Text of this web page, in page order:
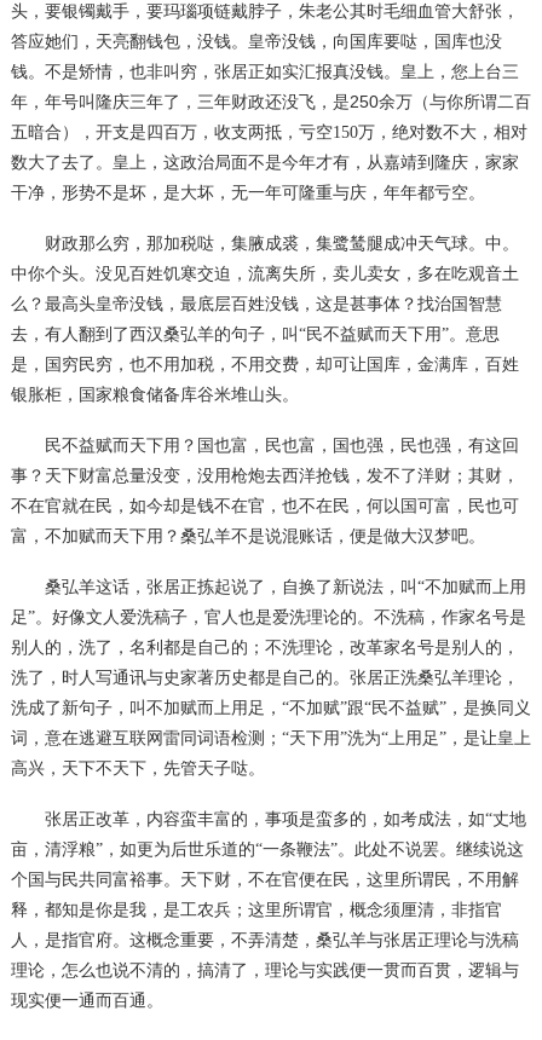
头，要银镯戴手，要玛瑙项链戴脖子，朱老公其时毛细血管大舒张，
答应她们，天亮翻钱包，没钱。皇帝没钱，向国库要哒，国库也没
钱。不是矫情，也非叫穷，张居正如实汇报真没钱。皇上，您上台三
年，年号叫隆庆三年了，三年财政还没飞，是250余万（与你所谓二百
五暗合），开支是四百万，收支两抵，亏空150万，绝对数不大，相对
数大了去了。皇上，这政治局面不是今年才有，从嘉靖到隆庆，家家
干净，形势不是坏，是大坏，无一年可隆重与庆，年年都亏空。
财政那么穷，那加税哒，集腋成裘，集鹭鸶腿成冲天气球。中。
中你个头。没见百姓饥寒交迫，流离失所，卖儿卖女，多在吃观音土
么？最高头皇帝没钱，最底层百姓没钱，这是甚事体？找治国智慧
去，有人翻到了西汉桑弘羊的句子，叫 “民不益赋而天下用”。意思
是，国穷民穷，也不用加税，不用交费，却可让国库，金满库，百姓
银胀柜，国家粮食储备库谷米堆山头。
民不益赋而天下用？国也富，民也富，国也强，民也强，有这回
事？天下财富总量没变，没用枪炮去西洋抢钱，发不了洋财；其财，
不在官就在民，如今却是钱不在官，也不在民，何以国可富，民也可
富，不加赋而天下用？桑弘羊不是说混账话，便是做大汉梦吧。
桑弘羊这话，张居正拣起说了，自换了新说法，叫 “不加赋而上用
足”。好像文人爱洗稿子，官人也是爱洗理论的。不洗稿，作家名号是
别人的，洗了，名利都是自己的；不洗理论，改革家名号是别人的，
洗了，时人写通讯与史家著历史都是自己的。张居正洗桑弘羊理论，
洗成了新句子，叫不加赋而上用足，“不加赋”跟“民不益赋”，是换同义
词，意在逃避互联网雷同词语检测；“天下用”洗为“上用足”，是让皇上
高兴，天下不天下，先管天子哒。
张居正改革，内容蛮丰富的，事项是蛮多的，如考成法，如“丈地
亩，清浮粮”，如更为后世乐道的“一条鞭法”。此处不说罢。继续说这
个国与民共同富裕事。天下财，不在官便在民，这里所谓民，不用解
释，都知是你是我，是工农兵；这里所谓官，概念须厘清，非指官
人，是指官府。这概念重要，不弄清楚，桑弘羊与张居正理论与洗稿
理论，怎么也说不清的，搞清了，理论与实践便一贯而百贯，逻辑与
现实便一通而百通。